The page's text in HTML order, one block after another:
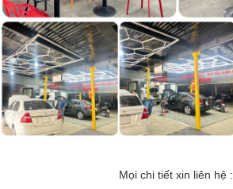
Mọi chi tiết xin liên hệ :